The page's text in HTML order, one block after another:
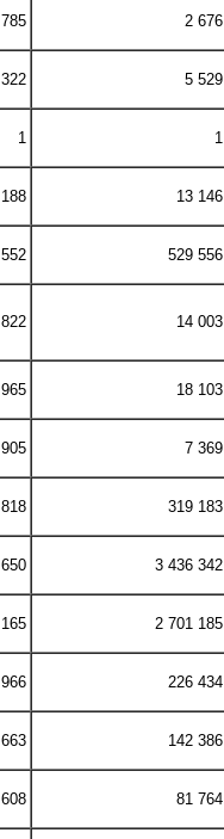
2 676
5 529
1 1
13 146
529 556
14 003
18 103
7 369
319 183
3 436 342
2 701 185
226 434
142 386
81 764